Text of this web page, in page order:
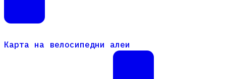
Карта на велосипедни алеи
Карта на велосипедни алеи